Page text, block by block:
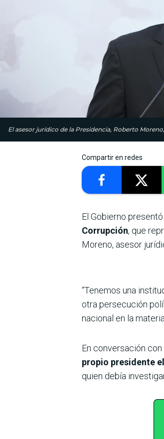
El asesor jurídico de la Presidencia, Roberto
Compartir en redes
El Gobierno
Corrupción, que
Moreno, asesor
“Tenemos una
otra persecución
nacional en la
En conversación
propio presidente
quien debía